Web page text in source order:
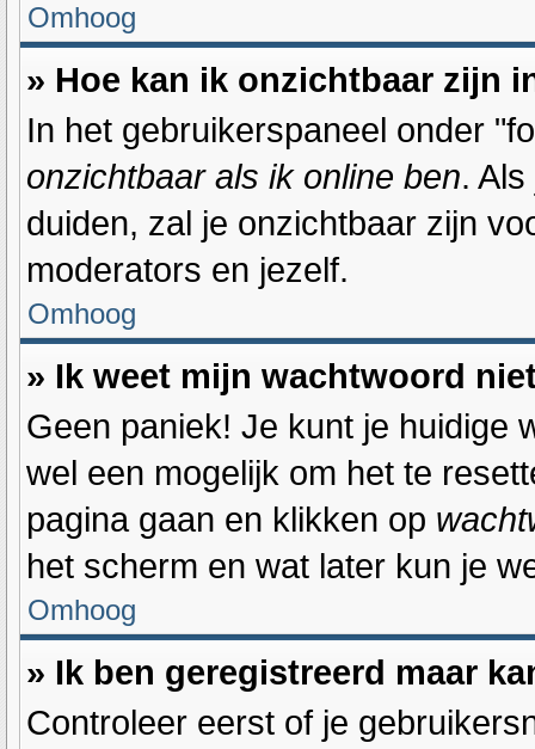
Omhoog
» Hoe kan ik onzichtbaar zijn
In het gebruikerspaneel onder
onzichtbaar als ik online ben.
duiden, zal je onzichtbaar zijn
moderators en jezelf.
Omhoog
» Ik weet mijn wachtwoord
Geen paniek! Je kunt je huidige
wel een mogelijk om het te
pagina gaan en klikken op
het scherm en wat later kun je
Omhoog
» Ik ben geregistreerd maar
Controleer eerst of je